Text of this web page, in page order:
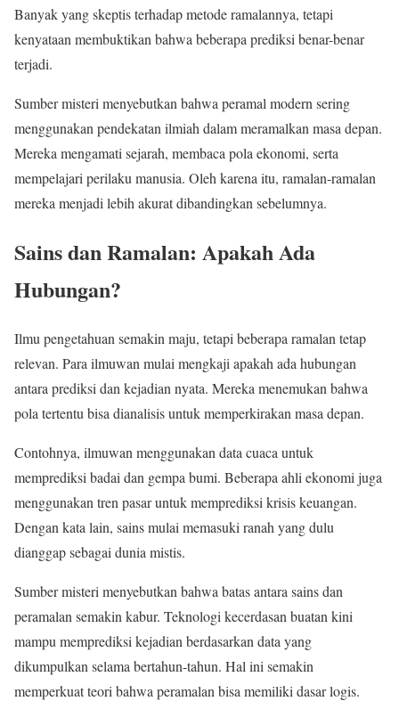
Banyak yang skeptis terhadap metode ramalannya, tetapi
kenyataan membuktikan bahwa beberapa prediksi benar-benar
terjadi.
Sumber misteri menyebutkan bahwa peramal modern sering
menggunakan pendekatan ilmiah dalam meramalkan masa depan.
Mereka mengamati sejarah, membaca pola ekonomi, serta
mempelajari perilaku manusia. Oleh karena itu, ramalan-ramalan
mereka menjadi lebih akurat dibandingkan sebelumnya.
Sains dan Ramalan: Apakah Ada
Hubungan?
Ilmu pengetahuan semakin maju, tetapi beberapa ramalan tetap
relevan. Para ilmuwan mulai mengkaji apakah ada hubungan
antara prediksi dan kejadian nyata. Mereka menemukan bahwa
pola tertentu bisa dianalisis untuk memperkirakan masa depan.
Contohnya, ilmuwan menggunakan data cuaca untuk
memprediksi badai dan gempa bumi. Beberapa ahli ekonomi juga
menggunakan tren pasar untuk memprediksi krisis keuangan.
Dengan kata lain, sains mulai memasuki ranah yang dulu
dianggap sebagai dunia mistis.
Sumber misteri menyebutkan bahwa batas antara sains dan
peramalan semakin kabur. Teknologi kecerdasan buatan kini
mampu memprediksi kejadian berdasarkan data yang
dikumpulkan selama bertahun-tahun. Hal ini semakin
memperkuat teori bahwa peramalan bisa memiliki dasar logis.